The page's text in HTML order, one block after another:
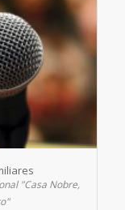
"Casa Nobre,